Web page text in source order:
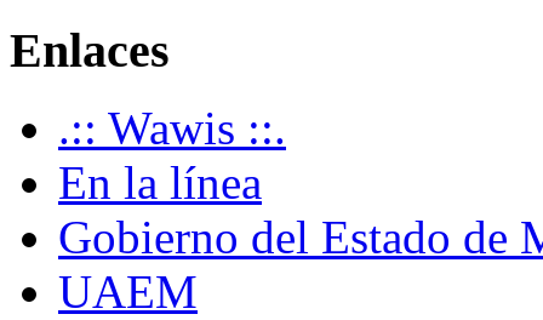
Enlaces
.:: Wawis ::.
En la línea
Gobierno del Estado de
UAEM